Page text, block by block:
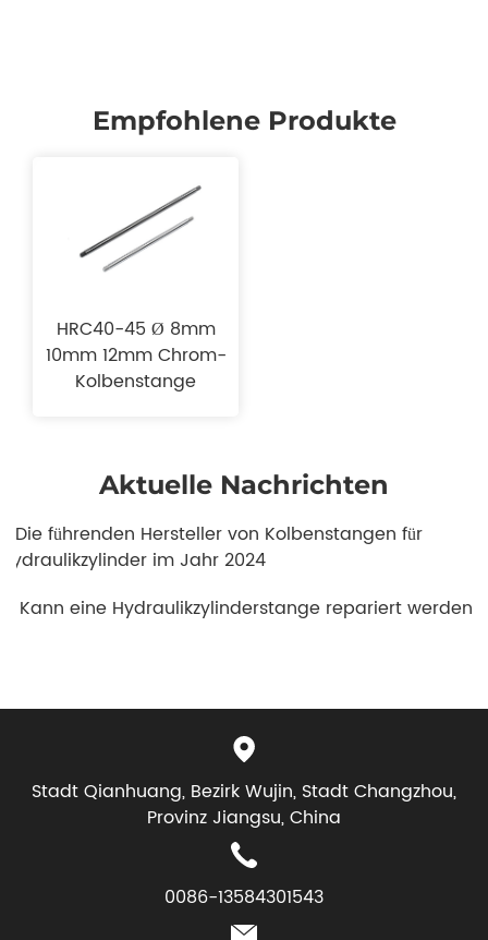
Empfohlene Produkte
HRC40-45 Ø 8mm
10mm 12mm Chrom-
Kolbenstange
Aktuelle Nachrichten
1. Die führenden Hersteller von Kolbenstangen für
Hydraulikzylinder im Jahr 2024
2. Kann eine Hydraulikzylinderstange repariert werden?
Stadt Qianhuang, Bezirk Wujin, Stadt Changzhou,
Provinz Jiangsu, China
0086-13584301543